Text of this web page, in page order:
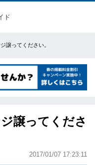
ド
譲ってください。
譲ってくださ
2017/01/07 17:23:11